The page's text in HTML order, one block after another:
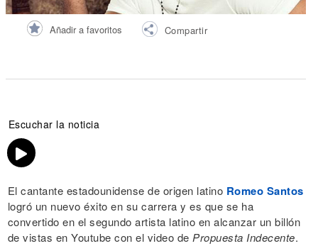
Añadir a favoritos Compartir
Escuchar la noticia
El cantante estadounidense de origen latino Romeo Santos
logró un nuevo éxito en su carrera y es que se ha
convertido en el segundo artista latino en alcanzar un billón
de vistas en Youtube con el video de Propuesta Indecente.